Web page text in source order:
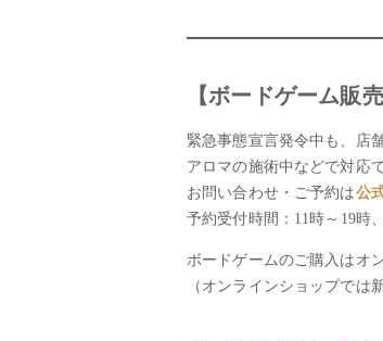
【ボードゲーム販売
緊急事態宣言発令中も、店
アロマの施術中などで対応
お問い合わせ・ご予約は公
予約受付時間：11時～19時
ボードゲームのご購入はオ
（オンラインショップでは